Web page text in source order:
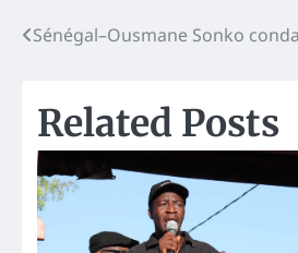
Post
Sénégal–Ousmane Sonko
Related Posts